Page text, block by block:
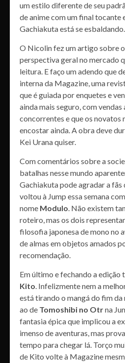
um estilo diferente de seu
de anime com um final tocante
Gachiakuta está se esbaldando.
O Nicolin fez um artigo sobre
perspectiva geral no mercado
leitura. E faço um adendo que
interna da Magazine, uma
que é guiada por enquetes e
ainda mais seguro, com
concorrentes e que os novatos
encostar ainda. A obra deve
Kei Urana quiser.
Com comentários sobre a
batalhas nesse mundo
Gachiakuta pode agradar a fãs
voltou à Jump essa semana
nome Modulo. Não existem
roteiro, mas os dois
filosofia japonesa de mono no
de almas em objetos amados
recomendação.
Em último e fechando a edição
Kito. Infelizmente nem a
está tirando o mangá do fim
ao de Tomoshibi no Otrna
fantasia épica que implicou a
imenso de aventuras, mas
tempo para chegar lá. Torço
de Kito volte à Magazine